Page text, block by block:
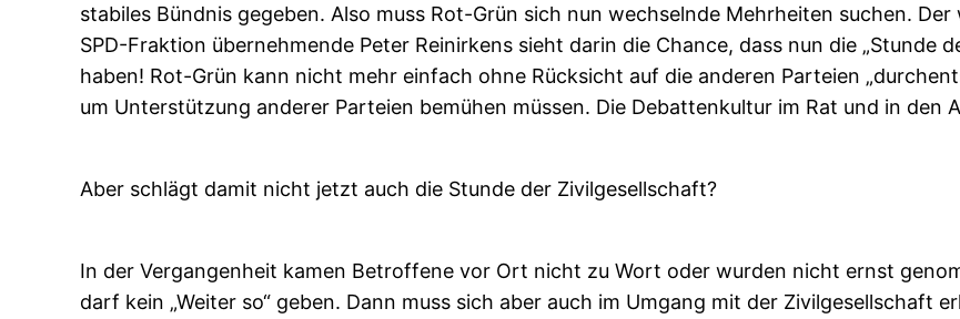
stabiles Bündnis gegeben. Also muss Rot-Grün sich nun wechselnde Mehrheiten suchen.
SPD-Fraktion übernehmende Peter Reinirkens sieht darin die Chance, dass nun die „Stunde
haben! Rot-Grün kann nicht mehr einfach ohne Rücksicht auf die anderen Parteien
um Unterstützung anderer Parteien bemühen müssen. Die Debattenkultur im Rat und in den
Aber schlägt damit nicht jetzt auch die Stunde der Zivilgesellschaft?
In der Vergangenheit kamen Betroffene vor Ort nicht zu Wort oder wurden nicht ernst
darf kein „Weiter so“ geben. Dann muss sich aber auch im Umgang mit der Zivilgesellschaft